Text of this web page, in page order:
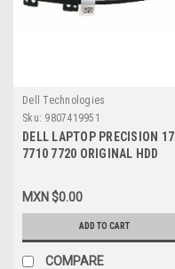
Dell Technologies
Sku: 9807419951
DELL LAPTOP PRECISION 17
7710 7720 ORIGINAL HDD
/ ADAPTADOR DE CABLE
INTERPOSADOR NEW DELL
WYWRF, DC02C00AT00
MXN $0.00
ADD TO CART
COMPARE